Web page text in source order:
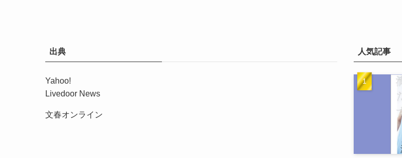
出典
Yahoo!
Livedoor News
文春オンライン
人気記事